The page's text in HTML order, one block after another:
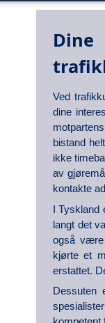
Ved
dine
bistand
ikke
av
kontakte
I Tyskland
langt det
også være
kjørte et
erstattet.
Dessuten